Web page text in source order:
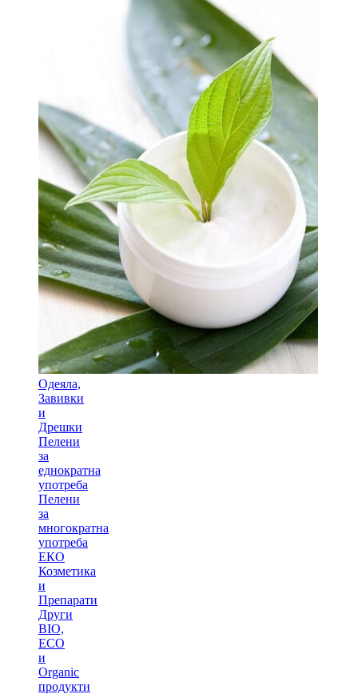
Одеяла,
Завивки
и
Дрешки
Пелени
за
еднократна
употреба
Пелени
за
многократна
употреба
ЕКО
Козметика
и
Препарати
Други
BIO,
ECO
и
Оrganic
продукти